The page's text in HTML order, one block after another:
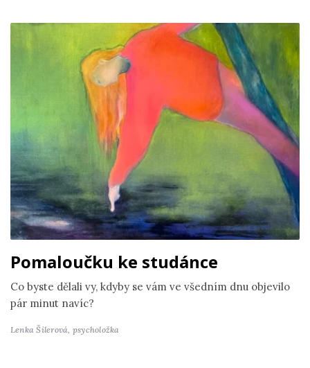
Pomaloučku ke studánce
Co byste dělali vy, kdyby se vám ve všedním dnu objevilo
pár minut navíc?
Lenka Šilerová, psycholožka